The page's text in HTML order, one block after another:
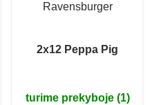
Ravensburger
2x12 Peppa Pig
turime prekyboje (1)